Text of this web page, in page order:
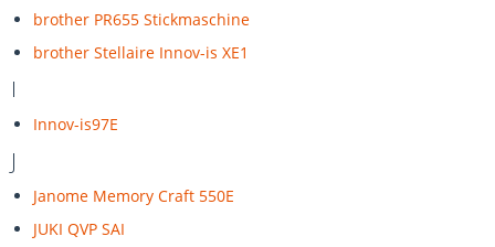
brother PR655 Stickmaschine
brother Stellaire Innov-is XE1
I
Innov-is97E
J
Janome Memory Craft 550E
JUKI QVP SAI